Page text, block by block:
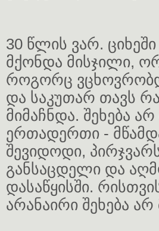
30 წლის ვარ.
მქონდა მისჯილი,
როგორც
და საკუთარ თავს
მიმაჩნდა. შეხება
ერთადერთი -
შევიდოდი,
განსაცდელი და
დასაწყისში.
არანაირი შეხება